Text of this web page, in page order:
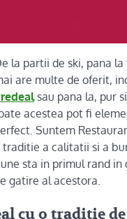
la partii de ski, pana
are multe de oferit,
sau pana la, pur
acestea pot fi
Suntem
traditie a calitatii si a
sta in primul rand in
gatire al acestora.
cu o traditie